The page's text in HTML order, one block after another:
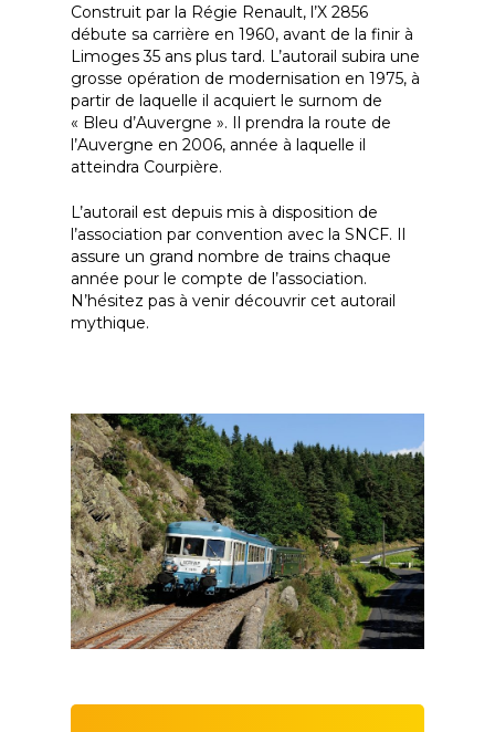
Construit par la Régie Renault, l’X 2856
débute sa carrière en 1960, avant de la finir à
Limoges 35 ans plus tard. L’autorail subira une
grosse opération de modernisation en 1975, à
partir de laquelle il acquiert le surnom de
« Bleu d’Auvergne ». Il prendra la route de
l’Auvergne en 2006, année à laquelle il
atteindra Courpière.
L’autorail est depuis mis à disposition de
l’association par convention avec la SNCF. Il
assure un grand nombre de trains chaque
année pour le compte de l’association.
N’hésitez pas à venir découvrir cet autorail
mythique.